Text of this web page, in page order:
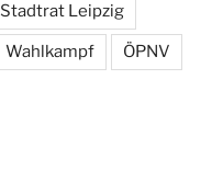
Stadtrat Leipzig
Wahlkampf ÖPNV